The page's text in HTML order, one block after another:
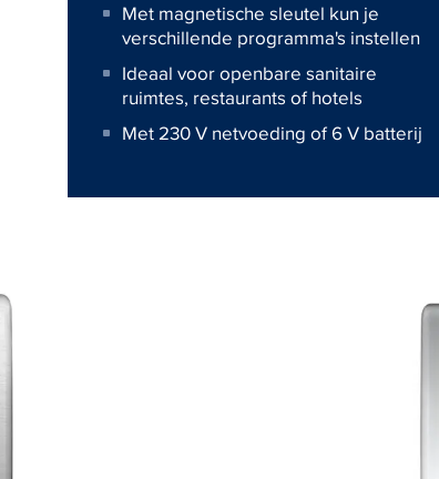
Met magnetische sleutel kun je
verschillende programma's instellen
Ideaal voor openbare sanitaire
ruimtes, restaurants of hotels
Met 230 V netvoeding of 6 V batterij